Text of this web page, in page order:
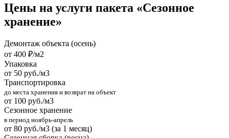
Цены на услуги пакета «Сезонное
хранение»
Демонтаж объекта (осень)
от 400 ₽/м2
Упаковка
от 50 руб./м3
Транспортировка
до места хранения и возврат на объект
от 100 руб./м3
Сезонное хранение
в период ноябрь-апрель
от 80 руб./м3 (за 1 месяц)